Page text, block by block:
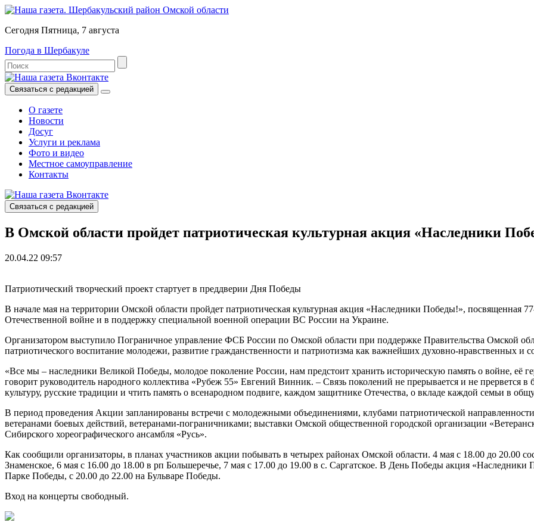
Сегодня Пятница, 7 августа
Погода в Шербакуле
Связаться с редакцией
О газете
Новости
Досуг
Услуги и реклама
Фото и видео
Местное самоуправление
Контакты
Связаться с редакцией
В Омской области пройдет патриотическая культурная акция «Наследники
20.04.22 09:57
Патриотический творческий проект стартует в преддверии Дня Победы
В начале мая на территории Омской области пройдет патриотическая культурная акция «Наследники Победы!», посвященная
Отечественной войне и в поддержку специальной военной операции ВС России на Украине.
Организатором выступило Пограничное управление ФСБ России по Омской области при поддержке Правительства Омской
патриотического воспитание молодежи, развитие гражданственности и патриотизма как важнейших духовно-нравственных и
«Все мы – наследники Великой Победы, молодое поколение России, нам предстоит хранить историческую память о войне, её
говорит руководитель народного коллектива «Рубеж 55» Евгений Винник. – Связь поколений не прерывается и не прервется
культуру, русские традиции и чтить память о всенародном подвиге, каждом защитнике Отечества, о вкладе каждой семьи в
В период проведения Акции запланированы встречи с молодежными объединениями, клубами патриотической
ветеранами боевых действий, ветеранами-пограничниками; выставки Омской общественной городской организации
Сибирского хореографического ансамбля «Русь».
Как сообщили организаторы, в планах участников акции побывать в четырех районах Омской области. 4 мая с 18.00 до 20.00
Знаменское, 6 мая с 16.00 до 18.00 в рп Большеречье, 7 мая с 17.00 до 19.00 в с. Саргатское. В День Победы акция
Парке Победы, с 20.00 до 22.00 на Бульваре Победы.
Вход на концерты свободный.